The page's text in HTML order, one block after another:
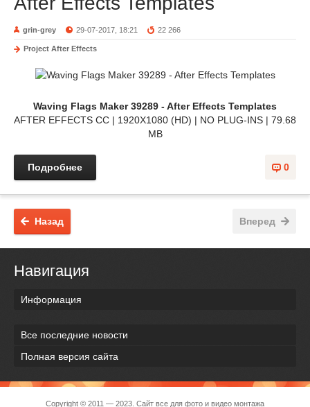
grin-grey 29-07-2017, 18:21 22 266
Project After Effects
Waving Flags Maker 39289 - After Effects Templates
AFTER EFFECTS CC | 1920X1080 (HD) | NO PLUG-INS | 79.68
MB
0
Подробнее
Вперед
Назад
Навигация
Информация
Все последние новости
Полная версия сайта
Copyright © 2011 — 2023. Сайт все для фото и видео монтажа